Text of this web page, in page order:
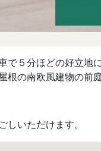
で５分ほどの好立地
根の南欧風建物の前
しいただけます。